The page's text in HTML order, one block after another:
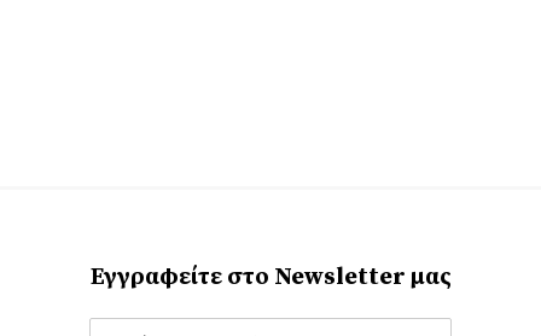
Εγγραφείτε στο Newsletter μας